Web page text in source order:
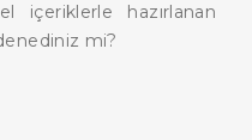
içeriklerle hazırlanan
mi?